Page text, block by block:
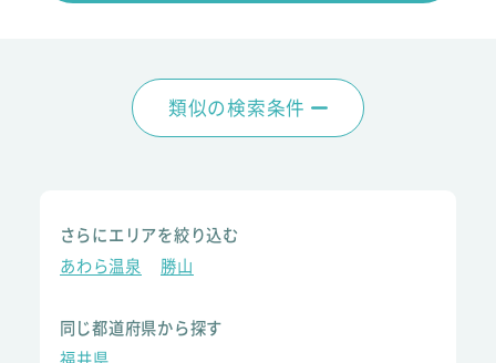
類似の検索条件
さらにエリアを絞り込む
あわら温泉
勝山
同じ都道府県から探す
福井県